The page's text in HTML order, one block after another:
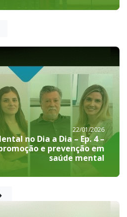
22/01/2026
no Dia a Dia – Ep. 4 –
e prevenção em
saúde mental